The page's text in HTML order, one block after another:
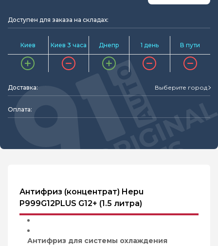
Доступен для заказа на складах:
Киев Киев 3 часа Днепр 1 день В пути
Доставка: Выберите город
Оплата:
Антифриз (концентрат) Hepu
P999G12PLUS G12+ (1.5 литра)
Антифриз для системы охлаждения